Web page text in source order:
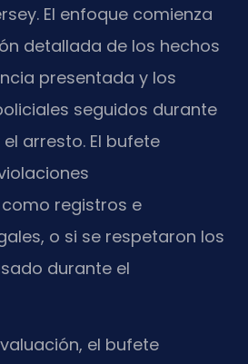
El enfoque comienza
detallada de los hechos
presentada y los
seguidos durante
arresto. El bufete
registros e
o si se respetaron los
durante el
el bufete